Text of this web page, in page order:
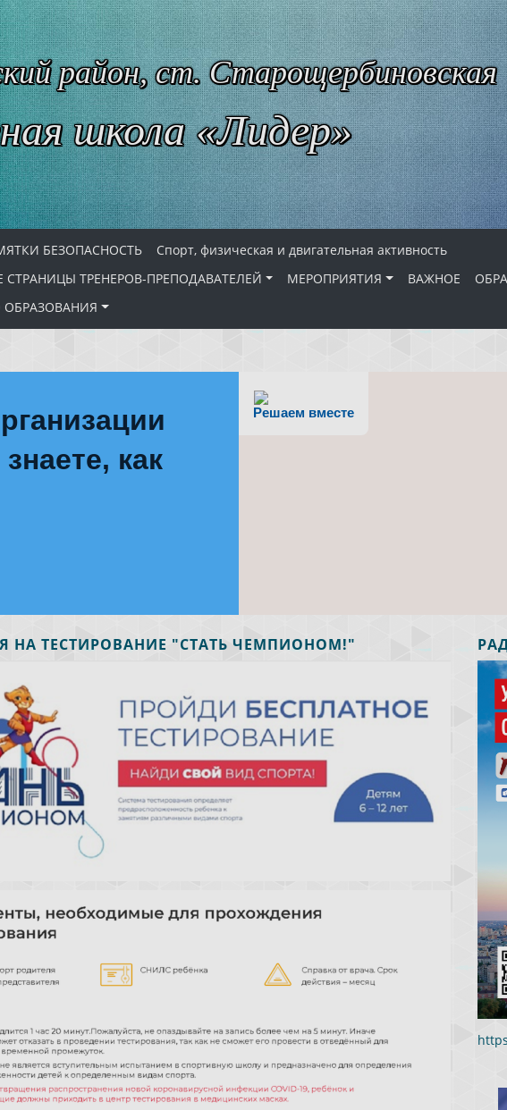
район, ст. Старощербиновская
школа «Лидер»
БЕЗОПАСНОСТЬ
Спорт, физическая и двигательная активность
СТРАНИЦЫ ТРЕНЕРОВ-ПРЕПОДАВАТЕЛЕЙ МЕРОПРИЯТИЯ ВАЖНОЕ
Решаем вместе
как
НА ТЕСТИРОВАНИЕ "СТАТЬ ЧЕМПИОНОМ!"